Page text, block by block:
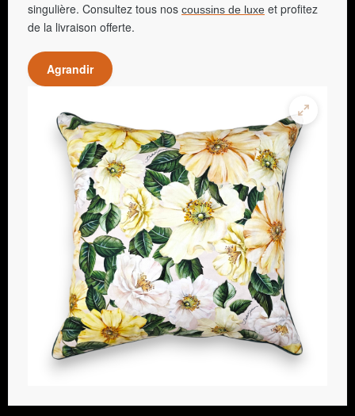
singulière. Consultez tous nos coussins de luxe et profitez
de la livraison offerte.
Agrandir